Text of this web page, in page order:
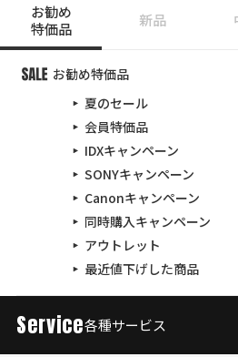
お勧め
特価品
新品
お勧め特価品
夏のセール
会員特価品
IDXキャンペーン
SONYキャンペーン
Canonキャンペーン
同時購入キャンペーン
アウトレット
最近値下げした商品
Service各種サービス